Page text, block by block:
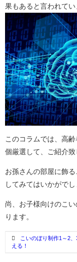
果もあると言われてい
このコラムでは、高
個厳選して、ご紹介致
お孫さんの部屋に飾
してみてはいかがでし
尚、お子様向けのこ
ります。
こいのぼり制作1～2
える！